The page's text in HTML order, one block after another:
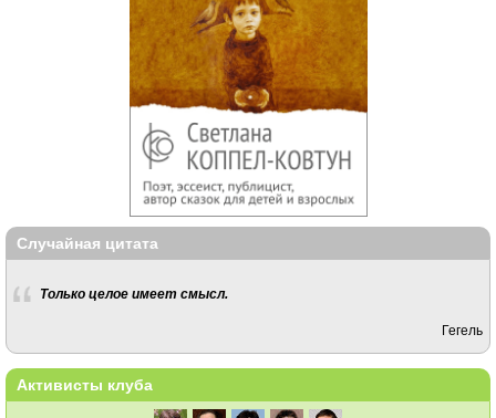
Случайная цитата
Только целое имеет смысл.
Гегель
Активисты клуба